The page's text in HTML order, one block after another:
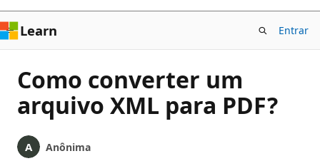
Learn Entrar
Como converter um
arquivo XML para PDF?
Anônima